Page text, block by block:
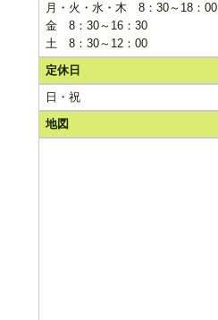
月・火・水・木 8：30～18：00
金 8：30～16：30
土 8：30～12：00
定休日
日・祝
地図